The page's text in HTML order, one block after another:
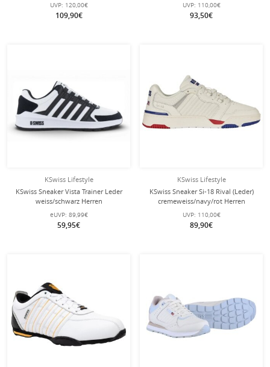
UVP: 120,00€
109,90€
UVP: 110,00€
93,50€
KSwiss Lifestyle
KSwiss Sneaker Vista Trainer Leder
weiss/schwarz Herren
eUVP: 89,99€
59,95€
KSwiss Lifestyle
KSwiss Sneaker Si-18 Rival (Leder)
cremeweiss/navy/rot Herren
UVP: 110,00€
89,90€